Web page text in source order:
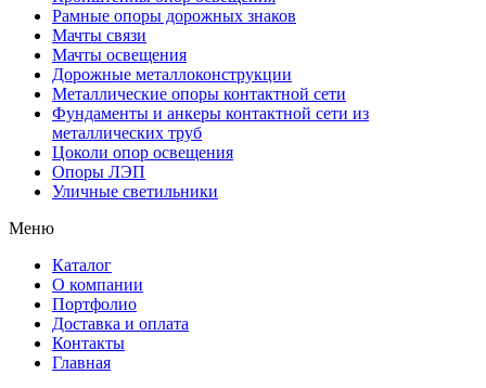
Рамные опоры дорожных знаков
Мачты связи
Мачты освещения
Дорожные металлоконструкции
Металлические опоры контактной сети
Фундаменты и анкеры контактной сети из
металлических труб
Цоколи опор освещения
Опоры ЛЭП
Уличные светильники
Меню
Каталог
О компании
Портфолио
Доставка и оплата
Контакты
Главная